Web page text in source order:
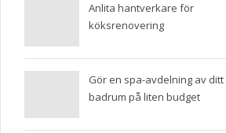
Anlita hantverkare för
köksrenovering
Gör en spa-avdelning av ditt
badrum på liten budget